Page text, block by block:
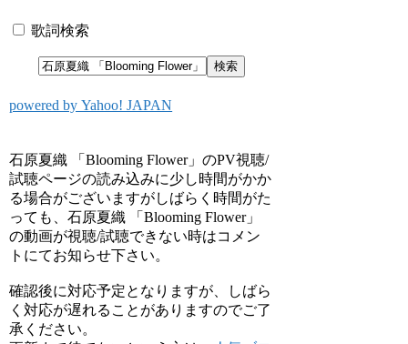
歌詞検索
powered by Yahoo! JAPAN
石原夏織 「Blooming Flower」のPV視聴/
試聴ページの読み込みに少し時間がかか
る場合がございますがしばらく時間がた
っても、石原夏織 「Blooming Flower」
の動画が視聴/試聴できない時はコメン
トにてお知らせ下さい。
確認後に対応予定となりますが、しばら
く対応が遅れることがありますのでご了
承ください。